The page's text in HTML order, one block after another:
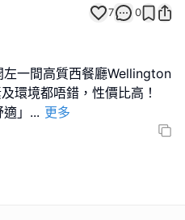
7 0
一間高質西餐廳Wellington
環境都唔錯，性價比高！
」 ... 更多